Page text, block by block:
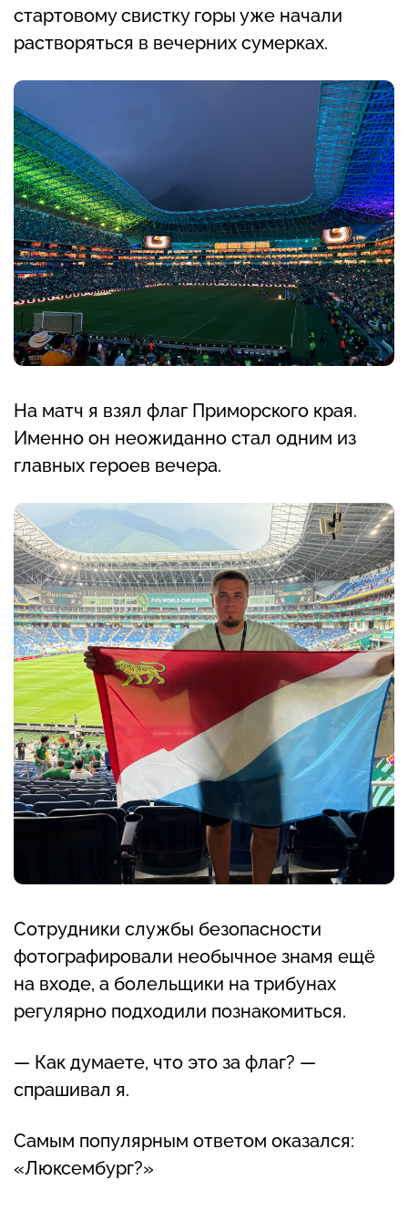
стартовому свистку горы уже начали
растворяться в вечерних сумерках.
На матч я взял флаг Приморского края.
Именно он неожиданно стал одним из
главных героев вечера.
Сотрудники службы безопасности
фотографировали необычное знамя ещё
на входе, а болельщики на трибунах
регулярно подходили познакомиться.
— Как думаете, что это за флаг? —
спрашивал я.
Самым популярным ответом оказался:
«Люксембург?»